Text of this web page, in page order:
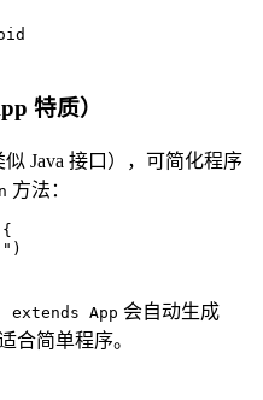
特质）
Java 接口），可简化程序
方法：
{
)
extends App 会自动生成
合简单程序。